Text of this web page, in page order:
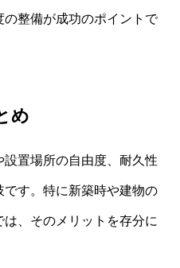
整備が成功のポイントで
め
置場所の自由度、耐久性
す。特に新築時や建物の
、そのメリットを存分に